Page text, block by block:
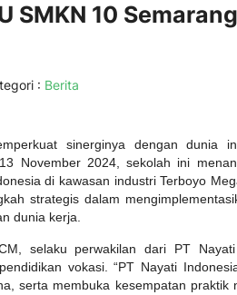
SMKN 10
: Berita
sinerginya dengan dunia
November 2024, sekolah ini
di kawasan industri Terboyo
strategis dalam
dunia kerja.
selaku perwakilan dari PT
vokasi. “PT Nayati
serta membuka kesempatan praktik